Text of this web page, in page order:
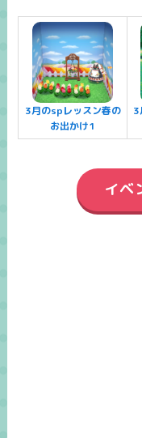
3月のspレッスン春の
お出かけ1
3
イベ